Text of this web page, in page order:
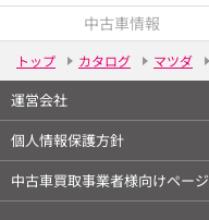
中古車情報
トップ カタログ マツダ
運営会社
個人情報保護方針
中古車買取事業者様向けページ